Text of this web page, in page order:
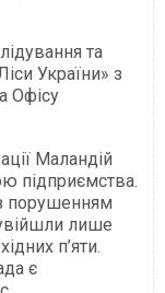
та
України» з
Офісу
Маландій
підприємства.
порушенням
лише
п’яти.
є